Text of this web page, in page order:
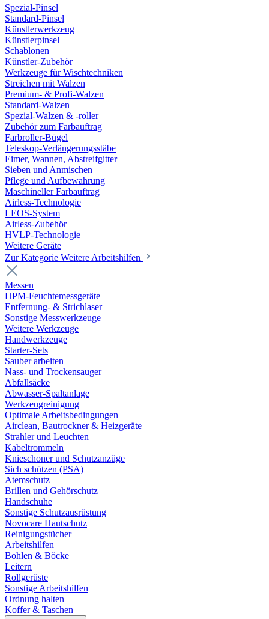
Spezial-Pinsel
Standard-Pinsel
Künstlerwerkzeug
Künstlerpinsel
Schablonen
Künstler-Zubehör
Werkzeuge für Wischtechniken
Streichen mit Walzen
Premium- & Profi-Walzen
Standard-Walzen
Spezial-Walzen & -roller
Zubehör zum Farbauftrag
Farbroller-Bügel
Teleskop-Verlängerungsstäbe
Eimer, Wannen, Abstreifgitter
Sieben und Anmischen
Pflege und Aufbewahrung
Maschineller Farbauftrag
Airless-Technologie
LEOS-System
Airless-Zubehör
HVLP-Technologie
Weitere Geräte
Zur Kategorie Weitere Arbeitshilfen
Messen
HPM-Feuchtemessgeräte
Entfernung- & Strichlaser
Sonstige Messwerkzeuge
Weitere Werkzeuge
Handwerkzeuge
Starter-Sets
Sauber arbeiten
Nass- und Trockensauger
Abfallsäcke
Abwasser-Spaltanlage
Werkzeugreinigung
Optimale Arbeitsbedingungen
Airclean, Bautrockner & Heizgeräte
Strahler und Leuchten
Kabeltrommeln
Knieschoner und Schutzanzüge
Sich schützen (PSA)
Atemschutz
Brillen und Gehörschutz
Handschuhe
Sonstige Schutzausrüstung
Novocare Hautschutz
Reinigungstücher
Arbeitshilfen
Bohlen & Böcke
Leitern
Rollgerüste
Sonstige Arbeitshilfen
Ordnung halten
Koffer & Taschen